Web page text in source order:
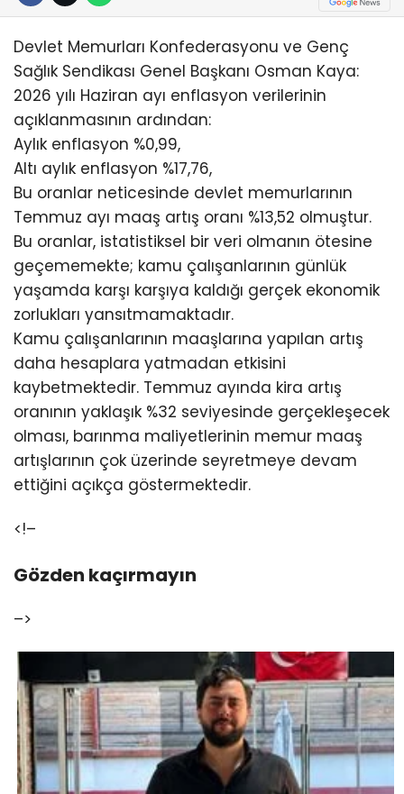
Devlet Memurları Konfederasyonu ve Genç
Sağlık Sendikası Genel Başkanı Osman Kaya:
2026 yılı Haziran ayı enflasyon verilerinin
açıklanmasının ardından:
Aylık enflasyon %0,99,
Altı aylık enflasyon %17,76,
Bu oranlar neticesinde devlet memurlarının
Temmuz ayı maaş artış oranı %13,52 olmuştur.
Bu oranlar, istatistiksel bir veri olmanın ötesine
geçememekte; kamu çalışanlarının günlük
yaşamda karşı karşıya kaldığı gerçek ekonomik
zorlukları yansıtmamaktadır.
Kamu çalışanlarının maaşlarına yapılan artış
daha hesaplara yatmadan etkisini
kaybetmektedir. Temmuz ayında kira artış
oranının yaklaşık %32 seviyesinde gerçekleşecek
olması, barınma maliyetlerinin memur maaş
artışlarının çok üzerinde seyretmeye devam
ettiğini açıkça göstermektedir.
<!–
Gözden kaçırmayın
–>